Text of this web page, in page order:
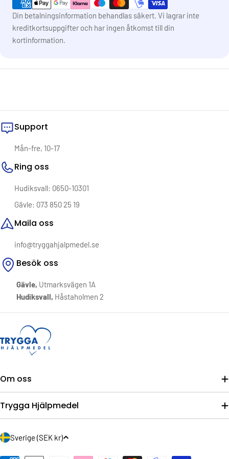
Din betalningsinformation behandlas säkert. Vi lagrar inte
kreditkortsuppgifter och har ingen åtkomst till din
kortinformation.
Support
Mån-fre, 10-17
Ring oss
Hudiksvall: 0650-10301
Gävle: 073 850 25 19
Maila oss
info@tryggahjalpmedel.se
Besök oss
Gävle, Utmarksvägen 1A
Hudiksvall, Håstaholmen 2
Om oss
Trygga Hjälpmedel
L
Sverige (SEK kr)